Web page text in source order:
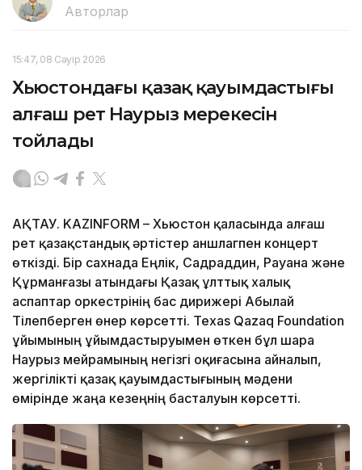
Авторлар
15:47, 08 Сәуір 2026
Хьюстондағы қазақ қауымдастығы
алғаш рет Наурыз мерекесін
тойлады
АҚТАУ. KAZINFORM – Хьюстон қаласында алғаш
рет қазақстандық әртістер аншлагпен концерт
өткізді. Бір сахнада Еңлік, Садраддин, Рауана және
Құрманғазы атындағы Қазақ ұлттық халық
аспаптар оркестрінің бас дирижері Абылай
Тілепберген өнер көрсетті. Texas Qazaq Foundation
ұйымының ұйымдастыруымен өткен бұл шара
Наурыз мейрамының негізгі оқиғасына айналып,
жергілікті қазақ қауымдастығының мәдени
өмірінде жаңа кезеңнің басталуын көрсетті.